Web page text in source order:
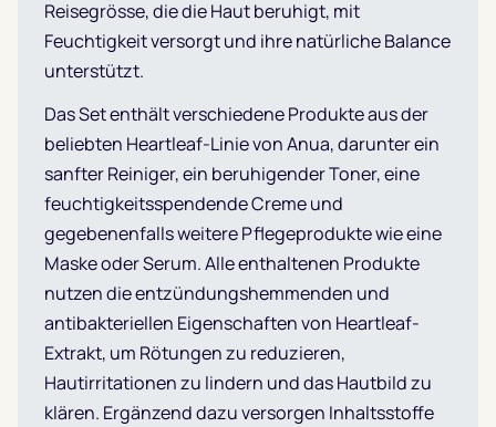
Reisegrösse, die die Haut beruhigt, mit
Feuchtigkeit versorgt und ihre natürliche Balance
unterstützt.
Das Set enthält verschiedene Produkte aus der
beliebten Heartleaf-Linie von Anua, darunter ein
sanfter Reiniger, ein beruhigender Toner, eine
feuchtigkeitsspendende Creme und
gegebenenfalls weitere Pflegeprodukte wie eine
Maske oder Serum. Alle enthaltenen Produkte
nutzen die entzündungshemmenden und
antibakteriellen Eigenschaften von Heartleaf-
Extrakt, um Rötungen zu reduzieren,
Hautirritationen zu lindern und das Hautbild zu
klären. Ergänzend dazu versorgen Inhaltsstoffe